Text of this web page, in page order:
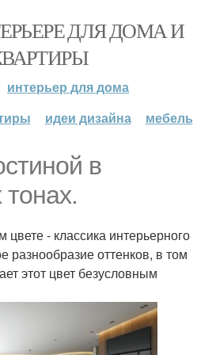
ДЛЯ ДОМА И
интерьер для дома
идеи дизайна мебель
в
цвете - классика интерьерного
разнообразие оттенков, в том
этот цвет безусловным